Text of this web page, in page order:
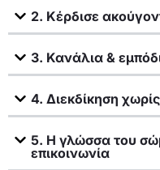
2. Κέρδισε
3. Κανάλια &
4. Διεκδίκηση
5. Η γλώσσα του
επικοινωνία